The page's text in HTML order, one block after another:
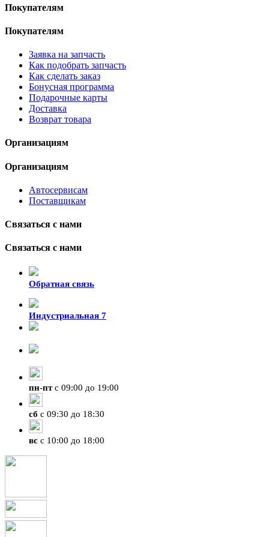
Покупателям
Покупателям
Заявка на запчасть
Как подобрать запчасть
Как сделать заказ
Бонусная программа
Подарочные карты
Доставка
Возврат товара
Организациям
Организациям
Автосервисам
Поставщикам
Связаться с нами
Связаться с нами
Обратная связь
Индустриальная 7
пн-птс 09:00 до 19:00
сб с 09:30 до 18:30
вс с 10:00 до 18:00